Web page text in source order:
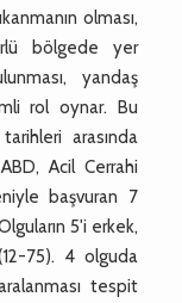
olması,
bölgede yer
yandaş
rol oynar. Bu
arasında
Acil Cerrahi
başvuran 7
5'i erkek,
75). 4 olguda
tespit